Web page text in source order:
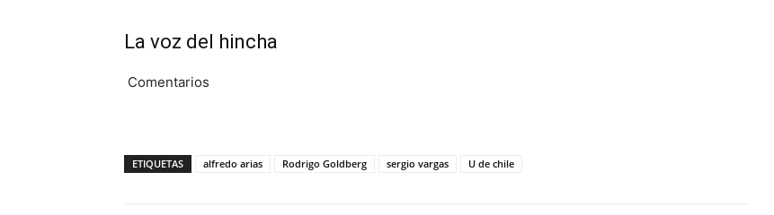
La voz del hincha
Comentarios
ETIQUETAS alfredo arias Rodrigo Goldberg sergio vargas U de chile